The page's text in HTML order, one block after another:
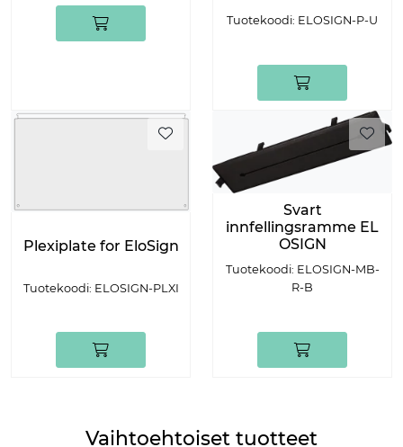
Tuotekoodi: ELOSIGN-P-U
Plexiplate for EloSign
Tuotekoodi: ELOSIGN-PLXI
Svart
innfellingsramme EL
OSIGN
Tuotekoodi: ELOSIGN-MB-
R-B
Vaihtoehtoiset tuotteet